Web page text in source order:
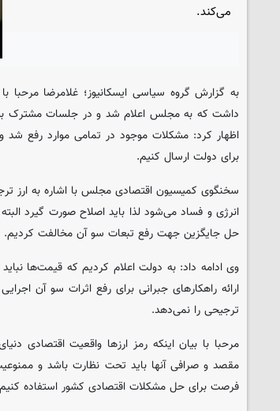
می‌کند.
داشت که به مجلس اعلام شد و در جلسات مشترک
برای دولت ارسال کنیم.
سخنگوی کمیسیون اقتصادی مجلس با اشاره به ارز
انرژی و فساد می‌شود لذا باید اصلاح صورت گیرد
حل جایگزین جهت رفع تبعات سو آن مخالفت کردیم.
وی ادامه داد: به دولت اعلام کردیم که قیمت‌ها
ارائه راهکارهای جبرانی برای رفع اثرات سو آن
ترجیحی را نمی‌دهد.
مرحبا با بیان اینکه رمز ارزها واقعیت اقتصادی
مقصد و صرافی آنها باید تحت نظارت باشد و
فرصت برای حل مشکلات اقتصادی کشور استفاده